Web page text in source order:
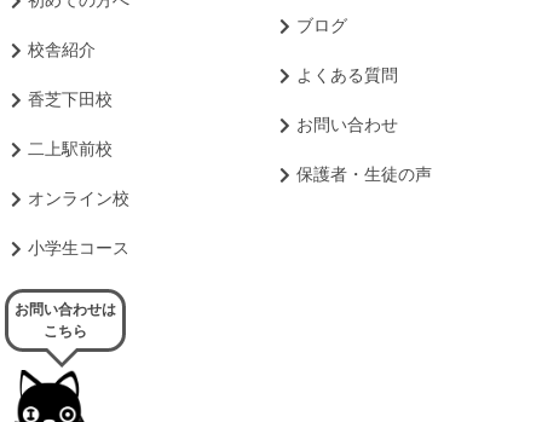
校舎紹介
香芝下田校
二上駅前校
オンライン校
小学生コース
ブログ
よくある質問
お問い合わせ
保護者・生徒の声
お問い合わせは
こちら